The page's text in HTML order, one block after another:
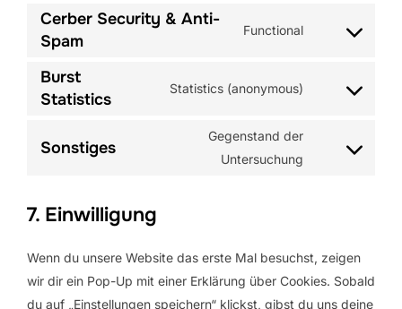
recaptcha
service
Cerber Security & Anti-
Spam
Functional
Consent
service
Burst
Statistics
Statistics (anonymous)
Consent
service
Sonstiges
Gegenstand der
Untersuchung
Consent
7. Einwilligung
Wenn du unsere Website das erste Mal besuchst, zeigen
wir dir ein Pop-Up mit einer Erklärung über Cookies. Sobald
du auf „Einstellungen speichern“ klickst, gibst du uns deine